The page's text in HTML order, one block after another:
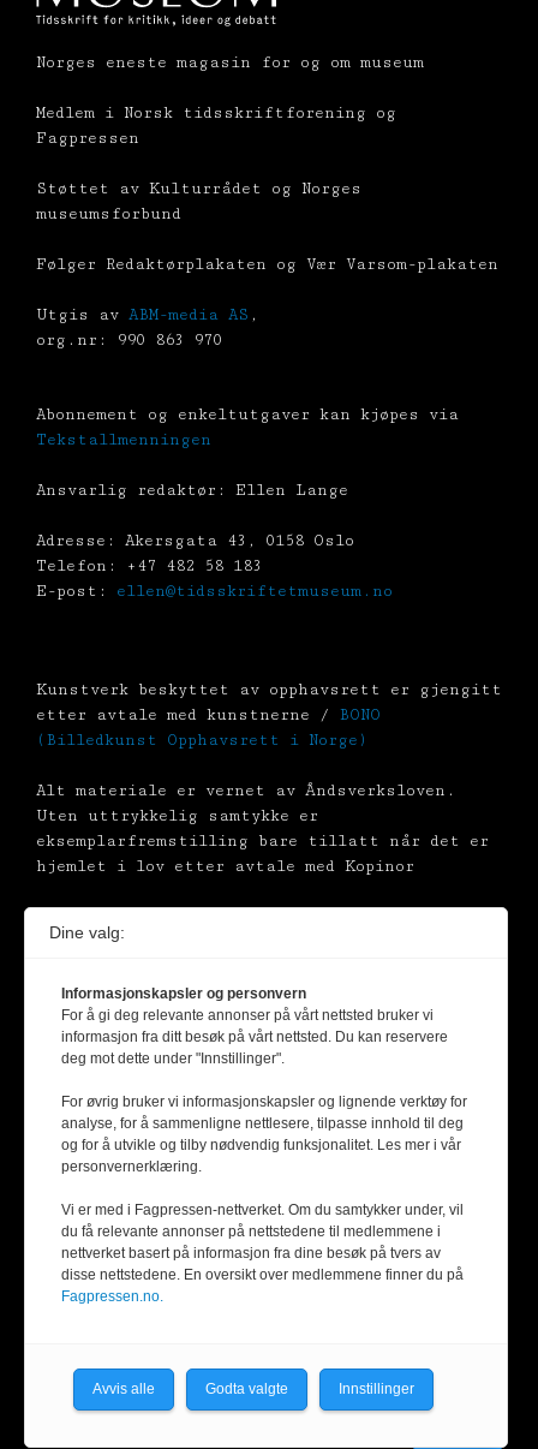
Norges eneste magasin for og om museum
Medlem i Norsk tidsskriftforening og
Fagpressen
Støttet av Kulturrådet og Norges
museumsforbund
Følger Redaktørplakaten og Vær Varsom-plakaten
Utgis av ABM-media AS ,
org.nr: 990 863 970
Abonnement og enkeltutgaver kan kjøpes via
Tekstallmenningen
Ansvarlig redaktør: Ellen Lange
Adresse: Akersgata 43, 0158 Oslo
Telefon: +47 482 58 183
E-post: ellen@tidsskriftetmuseum.no
Kunstverk beskyttet av opphavsrett er gjengitt
etter avtale med kunstnerne / BONO
(Billedkunst Opphavsrett i Norge)
Alt materiale er vernet av Åndsverksloven.
Uten uttrykkelig samtykke er
eksemplarfremstilling bare tillatt når det er
hjemlet i lov etter avtale med Kopinor
Dine valg:
Informasjonskapsler og personvern
For å gi deg relevante annonser på vårt nettsted bruker vi
informasjon fra ditt besøk på vårt nettsted. Du kan reservere
deg mot dette under "Innstillinger".
For øvrig bruker vi informasjonskapsler og lignende verktøy for
analyse, for å sammenligne nettlesere, tilpasse innhold til deg
og for å utvikle og tilby nødvendig funksjonalitet. Les mer i vår
personvernerklæring.
Vi er med i Fagpressen-nettverket. Om du samtykker under, vil
du få relevante annonser på nettstedene til medlemmene i
nettverket basert på informasjon fra dine besøk på tvers av
disse nettstedene. En oversikt over medlemmene finner du på
Fagpressen.no.
Avvis alle Godta valgte Innstillinger